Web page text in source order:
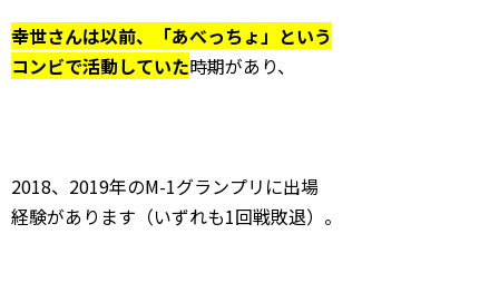
幸世さんは以前、「あべっちょ」という
コンビで活動していた時期があり、
2018、2019年のM-1グランプリに出場
経験があります（いずれも1回戦敗退）。